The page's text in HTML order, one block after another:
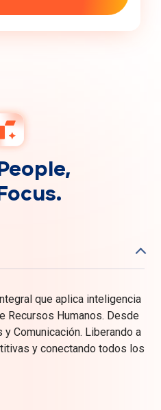
que aplica inteligencia
Recursos Humanos. Desde
y Comunicación. Liberando a
y conectando todos los